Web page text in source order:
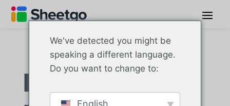
Le centre
We've detected you might be
speaking a different language.
Do you want to change to:
English